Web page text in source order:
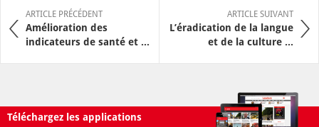
ARTICLE PRÉCÉDENT
Amélioration des
indicateurs de santé et ...
ARTICLE SUIVANT
L’éradication de la langue
et de la culture ...
Téléchargez les applications